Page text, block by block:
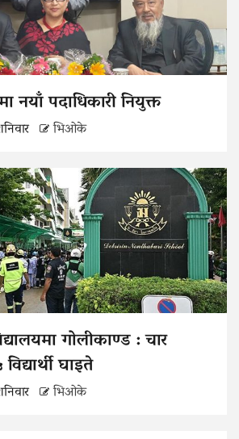
नयाँ पदाधिकारी नियुक्त
भिओके
गोलीकाण्ड : चार
घाइते
भिओके